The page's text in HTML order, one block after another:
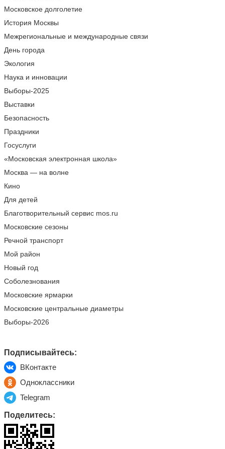
Московское долголетие
История Москвы
Межрегиональные и международные связи
День города
Экология
Наука и инновации
Выборы-2025
Выставки
Безопасность
Праздники
Госуслуги
«Московская электронная школа»
Москва — на волне
Кино
Для детей
Благотворительный сервис mos.ru
Московские сезоны
Речной транспорт
Мой район
Новый год
Соболезнования
Московские ярмарки
Московские центральные диаметры
Выборы-2026
Подписывайтесь:
ВКонтакте
Одноклассники
Telegram
Поделитесь: